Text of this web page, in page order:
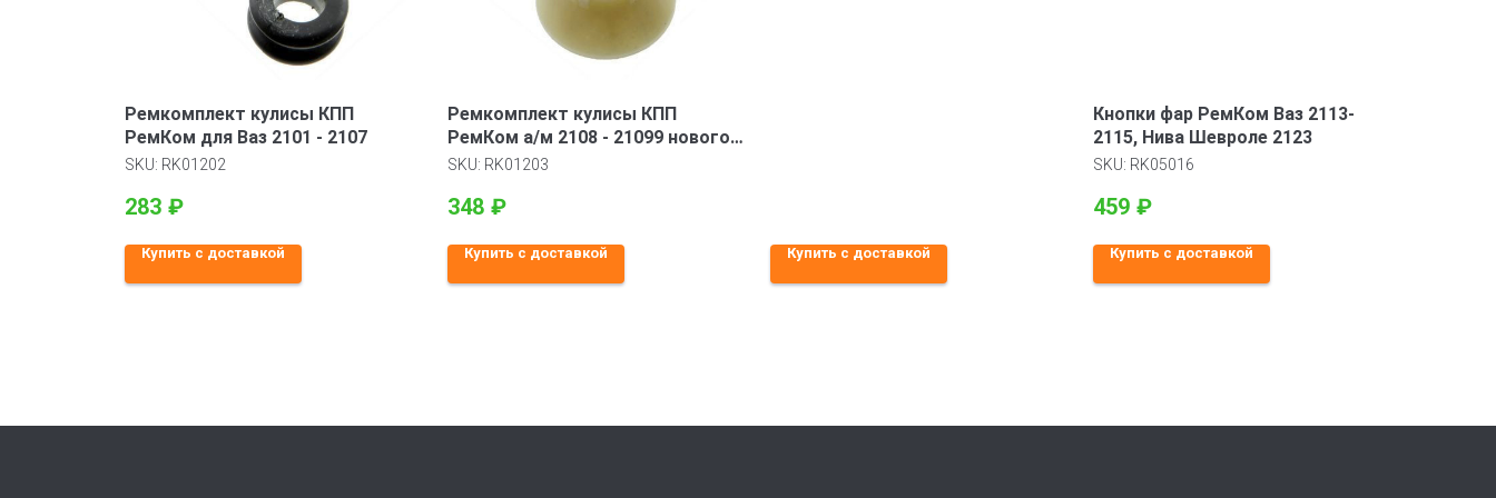
Ремкомплект кулисы КПП
РемКом для Ваз 2101 - 2107
SKU: RK01202
283 ₽
Купить с доставкой
Ремкомплект кулисы КПП
РемКом а/м 2108 - 21099 нового
образца
SKU: RK01203
348 ₽
Купить с доставкой Купить с доставкой
Кнопки фар РемКом Ваз 2113-
2115, Нива Шевроле 2123
SKU: RK05016
459 ₽
Купить с доставкой